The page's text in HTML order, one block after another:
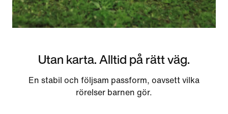
Utan karta. Alltid på rätt väg.
En stabil och följsam passform, oavsett vilka
rörelser barnen gör.